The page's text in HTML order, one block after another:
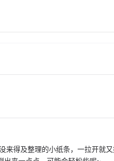
来得及整理的小纸条，一拉开就